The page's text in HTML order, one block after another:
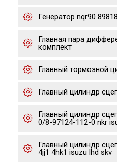
Генератор nqr90
Главная пара
комплект
Главный тормозной
Главный цилиндр
Главный цилиндр
0/8-97124-112-0 nkr
Главный цилиндр
4jj1 4hk1 isuzu lhd skv